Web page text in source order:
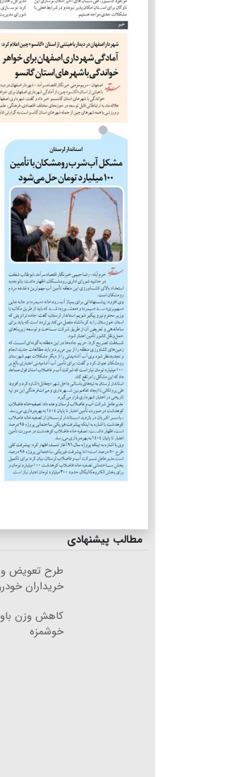
مطالب پیشنهادی
طرح تعویض و
خریداران
کاهش وزن
خوشمزه